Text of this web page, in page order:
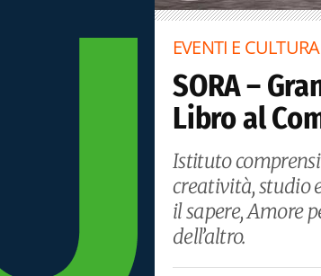
EVENTI E CULTURA
SORA –
Libro al
Istituto
creatività, studio
il sapere, Amore
dell’altro.